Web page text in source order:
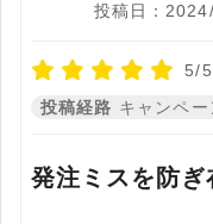
投稿日：
5/5
投稿経路 キャンペー
発注ミスを防